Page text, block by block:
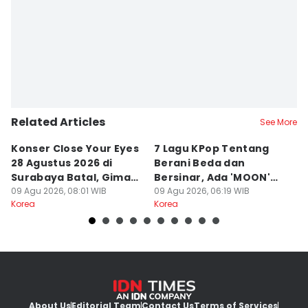
Related Articles See More
⁠Konser Close Your Eyes
28 Agustus 2026 di
Surabaya Batal, Gimana
Jakarta?
09 Agu 2026, 08:01 WIB
Korea
7 Lagu KPop Tentang
Berani Beda dan
Bersinar, Ada 'MOON'
BABYMONSTER
09 Agu 2026, 06:19 WIB
Korea
About UsEditorial TeamContact UsTerms of Services